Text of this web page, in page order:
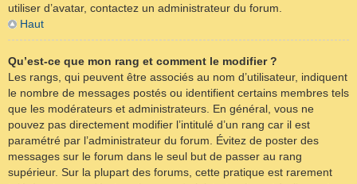
utiliser d’avatar, contactez un administrateur du forum.
Haut
Qu’est-ce que mon rang et comment le modifier ?
Les rangs, qui peuvent être associés au nom d’utilisateur, indiquent
le nombre de messages postés ou identifient certains membres tels
que les modérateurs et administrateurs. En général, vous ne
pouvez pas directement modifier l’intitulé d’un rang car il est
paramétré par l’administrateur du forum. Évitez de poster des
messages sur le forum dans le seul but de passer au rang
supérieur. Sur la plupart des forums, cette pratique est rarement